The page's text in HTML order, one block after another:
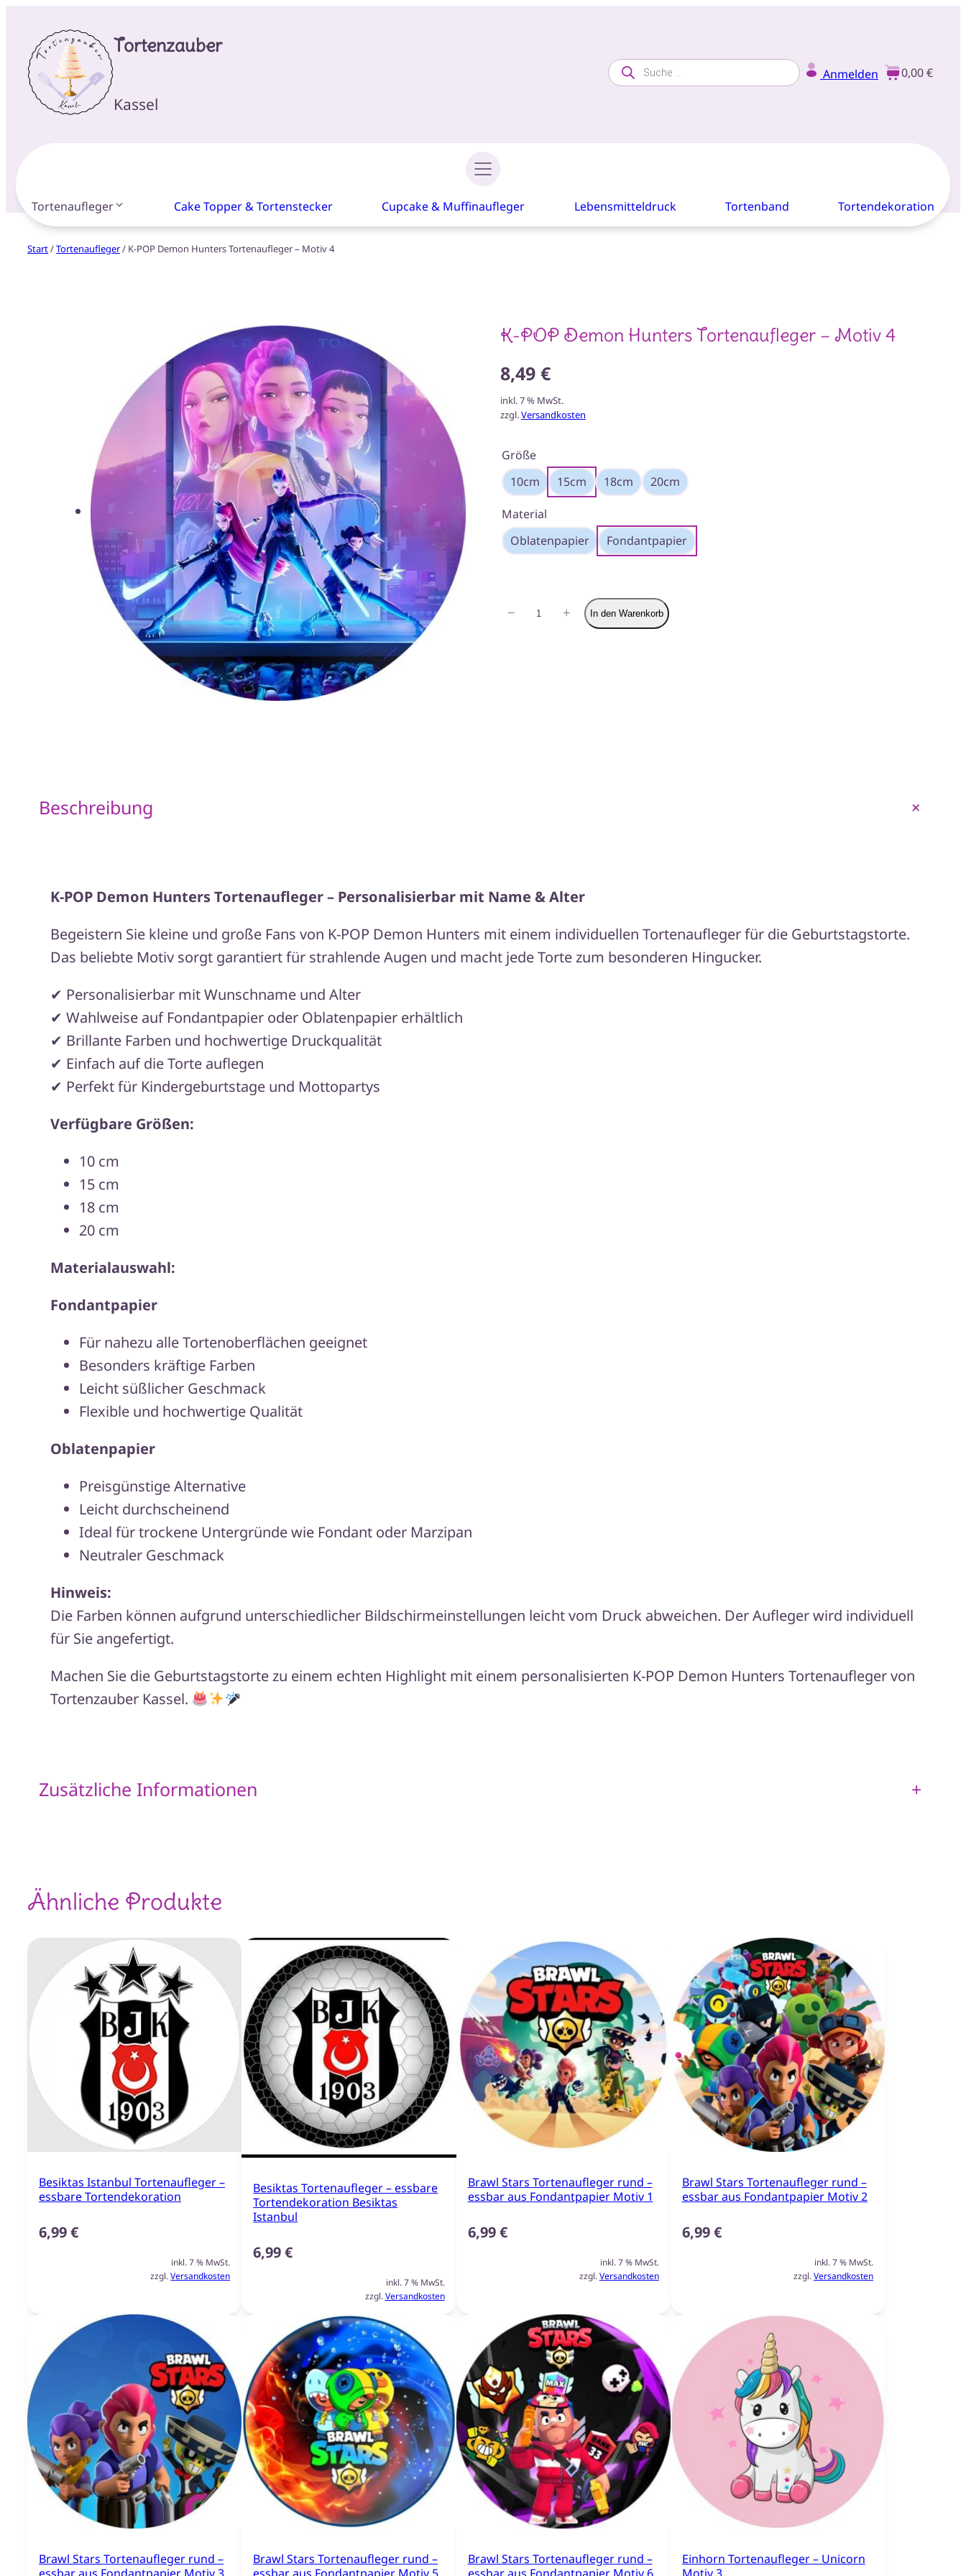
Tortenzauber
Kassel
Products
search Anmelden 0,00 €
Tortenaufleger Cake Topper & Tortenstecker Cupcake & Muffinaufleger Lebensmitteldruck Tortenband Tortendekoration
Start/Tortenaufleger/ K-POP Demon Hunters Tortenaufleger – Motiv 4
K-POP Demon Hunters Tortenaufleger – Motiv 4
8,49 €
inkl. 7 % MwSt.
zzgl.Versandkosten
Größe
10cm
15cm 18cm 20cm
Material
Oblatenpapier
Fondantpapier
K-
− + In den Warenkorb
Beschreibung +
K-POP Demon Hunters Tortenaufleger – Personalisierbar mit Name & Alter
Begeistern Sie kleine und große Fans von K-POP Demon Hunters mit einem individuellen Tortenaufleger für die Geburtstagstorte.
Das beliebte Motiv sorgt garantiert für strahlende Augen und macht jede Torte zum besonderen Hingucker.
✔ Personalisierbar mit Wunschname und Alter
✔ Wahlweise auf Fondantpapier oder Oblatenpapier erhältlich
✔ Brillante Farben und hochwertige Druckqualität
✔ Einfach auf die Torte auflegen
✔ Perfekt für Kindergeburtstage und Mottopartys
Verfügbare Größen:
10 cm
15 cm
18 cm
20 cm
Materialauswahl:
Fondantpapier
Für nahezu alle Tortenoberflächen geeignet
Besonders kräftige Farben
Leicht süßlicher Geschmack
Flexible und hochwertige Qualität
Oblatenpapier
Preisgünstige Alternative
Leicht durchscheinend
Ideal für trockene Untergründe wie Fondant oder Marzipan
Neutraler Geschmack
Hinweis:
Die Farben können aufgrund unterschiedlicher Bildschirmeinstellungen leicht vom Druck abweichen. Der Aufleger wird individuell
für Sie angefertigt.
Machen Sie die Geburtstagstorte zu einem echten Highlight mit einem personalisierten K-POP Demon Hunters Tortenaufleger von
Tortenzauber Kassel.
Zusätzliche Informationen +
Ähnliche Produkte
Besiktas Istanbul Tortenaufleger –
essbare Tortendekoration
6,99€
inkl. 7 % MwSt.
zzgl.Versandkosten
Besiktas Tortenaufleger – essbare
Tortendekoration Besiktas
Istanbul
6,99€
inkl. 7 % MwSt.
zzgl.Versandkosten
Brawl Stars Tortenaufleger rund –
essbar aus Fondantpapier Motiv 1
6,99€
inkl. 7 % MwSt.
zzgl.Versandkosten
Brawl Stars Tortenaufleger rund –
essbar aus Fondantpapier Motiv 2
6,99€
inkl. 7 % MwSt.
zzgl.Versandkosten
Brawl Stars Tortenaufleger rund –
Brawl Stars Tortenaufleger rund –
Brawl Stars Tortenaufleger rund –
Einhorn Tortenaufleger – Unicorn